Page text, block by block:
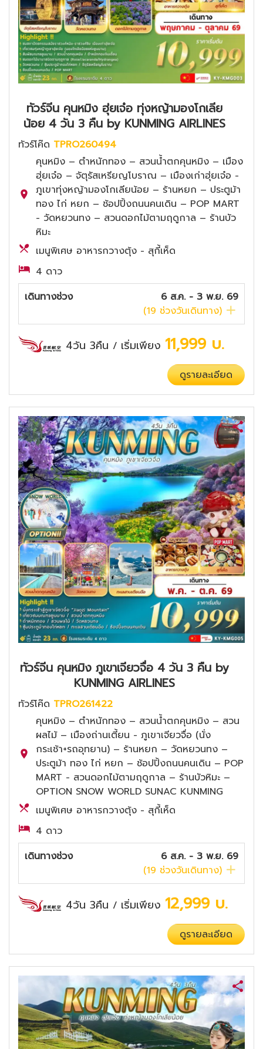
ทัวร์จีน คุนหมิง ฮุ่ยเจ๋อ ทุ่งหญ้ามองโกเลีย
น้อย 4 วัน 3 คืน by KUNMING AIRLINES
ทัวร์โค๊ด TPRO260494
คุนหมิง – ตำหนักทอง – สวนน้ำตกคุนหมิง – เมือง
ฮุ่ยเจ๋อ – จัตุรัสเหรียญโบราณ – เมืองเก่าฮุ่ยเจ๋อ -
ภูเขาทุ่งหญ้ามองโกเลียน้อย – ร้านหยก – ประตูม้า
ทอง ไก่ หยก – ช้อปปิ้งถนนคนเดิน – POP MART
- วัดหยวนทง – สวนดอกไม้ตามฤดูกาล – ร้านบัว
หิมะ
เมนูพิเศษ อาหารกวางตุ้ง - สุกี้เห็ด
4 ดาว
เดินทางช่วง
6 ส.ค. - 3 พ.ย. 69
(19 ช่วงวันเดินทาง)
4วัน 3คืน / เริ่มเพียง 11,999 บ.
ดูรายละเอียด
ทัวร์จีน คุนหมิง ภูเขาเจียวจื่อ 4 วัน 3 คืน by
KUNMING AIRLINES
ทัวร์โค๊ด TPRO261422
คุนหมิง – ตำหนักทอง – สวนน้ำตกคุนหมิง – สวน
ผลไม้ – เมืองถ่านเตี้ยน - ภูเขาเจียวจื่อ (นั่ง
กระเช้า+รถอุทยาน) – ร้านหยก – วัดหยวนทง –
ประตูม้า ทอง ไก่ หยก – ช้อปปิ้งถนนคนเดิน – POP
MART - สวนดอกไม้ตามฤดูกาล – ร้านบัวหิมะ –
OPTION SNOW WORLD SUNAC KUNMING
เมนูพิเศษ อาหารกวางตุ้ง - สุกี้เห็ด
4 ดาว
เดินทางช่วง
6 ส.ค. - 3 พ.ย. 69
(19 ช่วงวันเดินทาง)
4วัน 3คืน / เริ่มเพียง 12,999 บ.
ดูรายละเอียด